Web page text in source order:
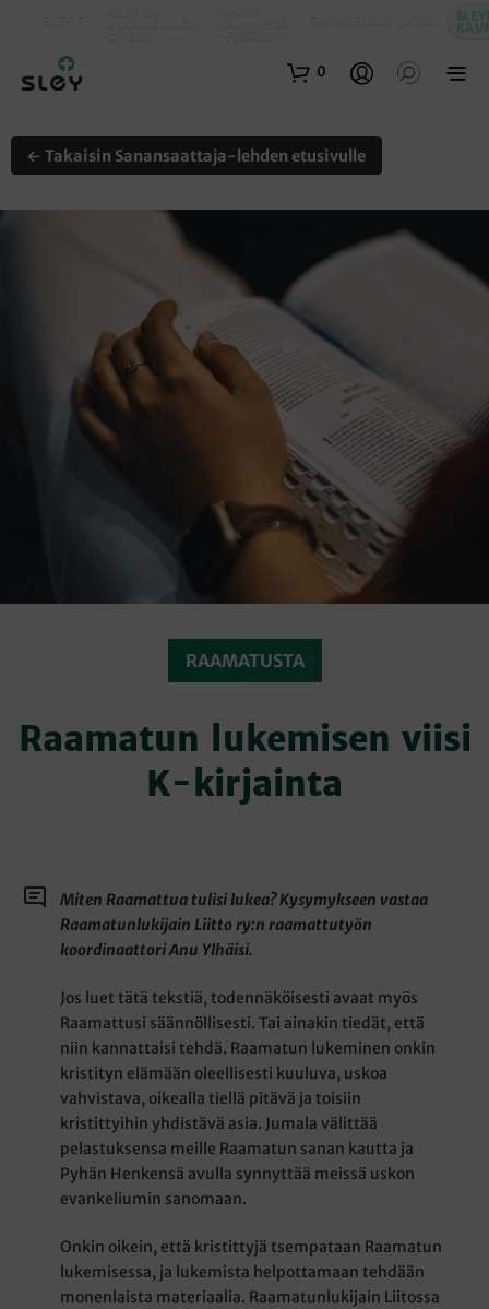
0
← Takaisin Sanansaattaja-lehden etusivulle
RAAMATUSTA
Raamatun lukemisen viisi
K-kirjainta
Miten Raamattua tulisi lukea? Kysymykseen vastaa
Raamatunlukijain Liitto ry:n raamattutyön
koordinaattori Anu Ylhäisi.
Jos luet tätä tekstiä, todennäköisesti avaat myös
Raamattusi säännöllisesti. Tai ainakin tiedät, että
niin kannattaisi tehdä. Raamatun lukeminen onkin
kristityn elämään oleellisesti kuuluva, uskoa
vahvistava, oikealla tiellä pitävä ja toisiin
kristittyihin yhdistävä asia. Jumala välittää
pelastuksensa meille Raamatun sanan kautta ja
Pyhän Henkensä avulla synnyttää meissä uskon
evankeliumin sanomaan.
Onkin oikein, että kristittyjä tsempataan Raamatun
lukemisessa, ja lukemista helpottamaan tehdään
monenlaista materiaalia. Raamatunlukijain Liitossa